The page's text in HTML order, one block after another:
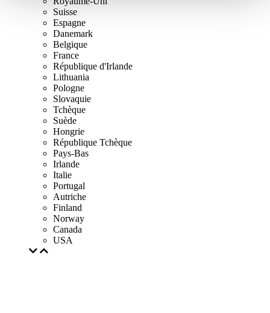
Suisse
Espagne
Danemark
Belgique
France
République d'Irlande
Lithuania
Pologne
Slovaquie
Tchèque
Suède
Hongrie
République Tchèque
Pays-Bas
Irlande
Italie
Portugal
Autriche
Finland
Norway
Canada
USA